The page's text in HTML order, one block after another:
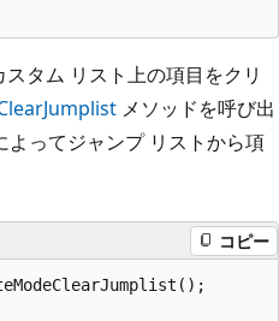
タム リスト上の項目をクリ
メソッドを呼び出
ってジャンプ リストから項
コピー